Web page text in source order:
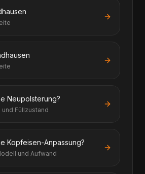
Neupolsterung?
Füllzustand
Kopfeisen-Anpassung?
und Aufwand